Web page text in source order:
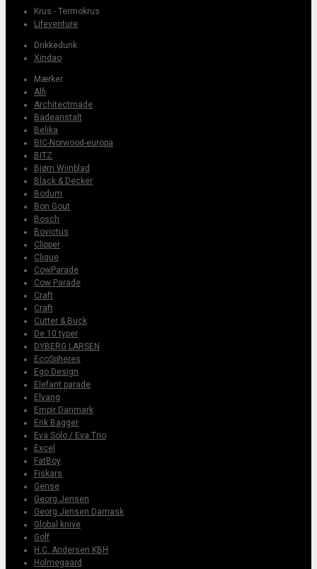
Krus - Termokrus
Lifeventure
Drikkedunk
Xindao
Mærker
Alfi
Architectmade
Badeanstalt
Belika
BIC-Norwood-europa
BITZ
Bjørn Wiinblad
Black & Decker
Bodum
Bon Gout
Bosch
Bovictus
Clipper
Clique
CowParade
Cow Parade
Craft
Craft
Cutter & Buck
De 10 typer
DYBERG LARSEN
EcoSpheres
Ego Design
Elefant parade
Elvang
Empir Danmark
Erik Bagger
Eva Solo / Eva Trio
Excel
FatBoy
Fiskars
Gense
Georg Jensen
Georg Jensen Damask
Global knive
Golf
H.C. Andersen KBH
Holmegaard